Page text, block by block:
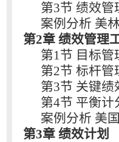
第3节 绩效
案例分析 美
第2章 绩效管理
第1节 目标管
第2节 标杆管
第3节 关键绩
第4节 平衡计
案例分析 美
第3章 绩效计划